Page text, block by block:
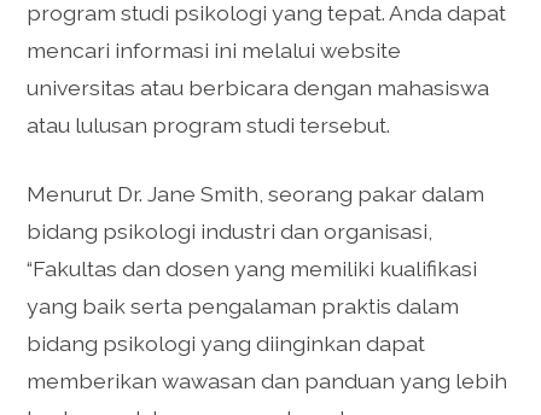
program studi psikologi yang tepat. Anda dapat
mencari informasi ini melalui website
universitas atau berbicara dengan mahasiswa
atau lulusan program studi tersebut.
Menurut Dr. Jane Smith, seorang pakar dalam
bidang psikologi industri dan organisasi,
“Fakultas dan dosen yang memiliki kualifikasi
yang baik serta pengalaman praktis dalam
bidang psikologi yang diinginkan dapat
memberikan wawasan dan panduan yang lebih